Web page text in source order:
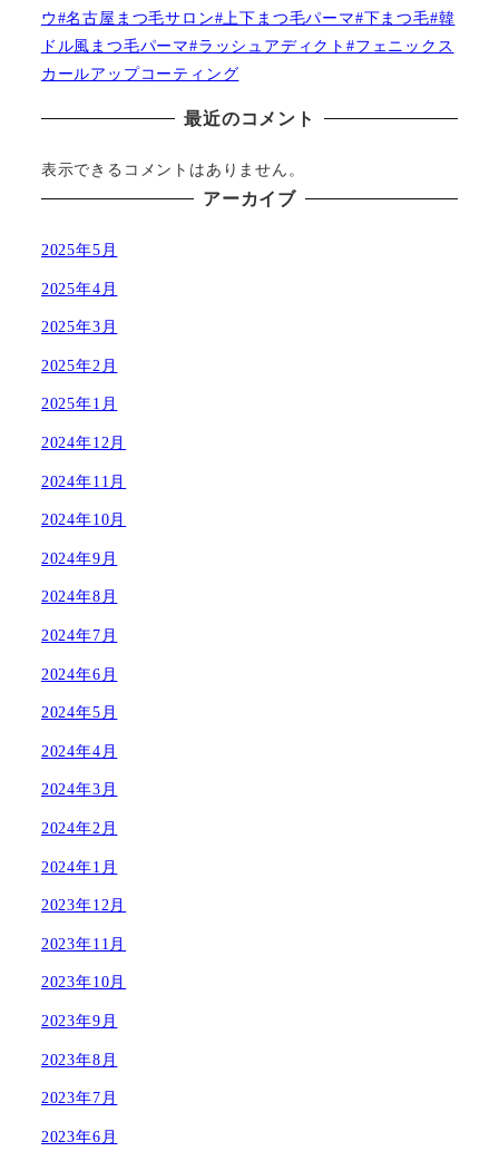
ウ#名古屋まつ毛サロン#上下まつ毛パーマ#下まつ毛#韓
ドル風まつ毛パーマ#ラッシュアディクト#フェニックス
カールアップコーティング
最近のコメント
表示できるコメントはありません。
アーカイブ
2025年5月
2025年4月
2025年3月
2025年2月
2025年1月
2024年12月
2024年11月
2024年10月
2024年9月
2024年8月
2024年7月
2024年6月
2024年5月
2024年4月
2024年3月
2024年2月
2024年1月
2023年12月
2023年11月
2023年10月
2023年9月
2023年8月
2023年7月
2023年6月